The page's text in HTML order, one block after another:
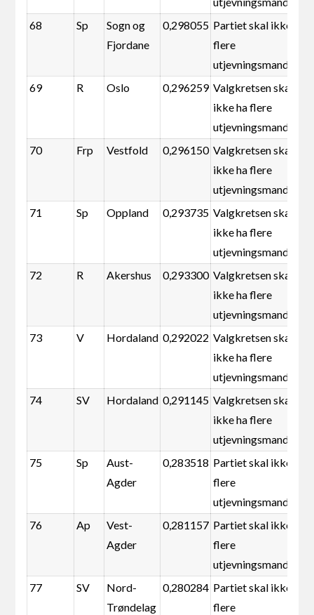
68
Sp
Sogn og
Fjordane
0,298055 Partiet skal ikke ha
flere
utjevningsmandater
69
R Oslo 0,296259 Valgkretsen skal
ikke ha flere
utjevningsmandater
70
Frp Vestfold 0,296150 Valgkretsen skal
ikke ha flere
utjevningsmandater
71
Sp Oppland 0,293735 Valgkretsen skal
ikke ha flere
utjevningsmandater
72
R Akershus 0,293300 Valgkretsen skal
ikke ha flere
utjevningsmandater
73
V Hordaland 0,292022 Valgkretsen skal
ikke ha flere
utjevningsmandater
74
SV Hordaland 0,291145 Valgkretsen skal
ikke ha flere
utjevningsmandater
75
Sp
Aust-
Agder
0,283518 Partiet skal ikke ha
flere
utjevningsmandater
76
Ap
Vest-
Agder
0,281157 Partiet skal ikke ha
flere
utjevningsmandater
77
SV
Nord-
Trøndelag
0,280284 Partiet skal ikke ha
flere